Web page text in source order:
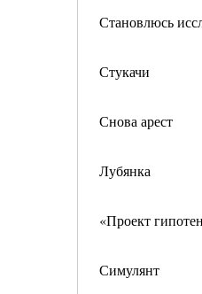
Становлюсь
Стукачи
Снова арест
Лубянка
«Проект
Симулянт